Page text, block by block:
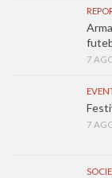
7
7